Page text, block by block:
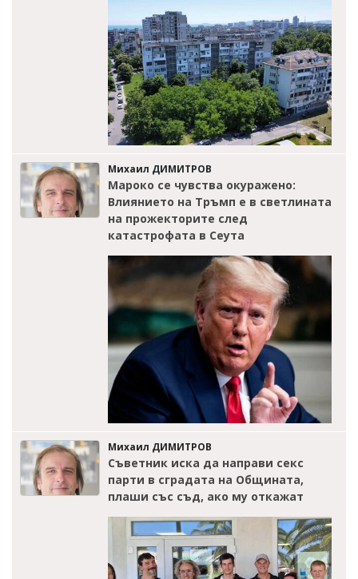
Михаил ДИМИТРОВ
Мароко се чувства окуражено:
Влиянието на Тръмп е в светлината
на прожекторите след
катастрофата в Сеута
Михаил ДИМИТРОВ
Съветник иска да направи секс
парти в сградата на Общината,
плаши със съд, ако му откажат